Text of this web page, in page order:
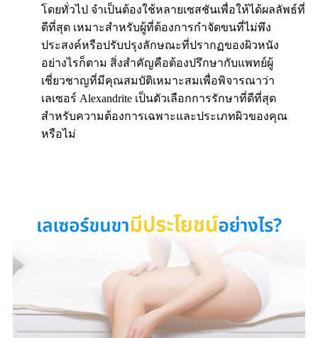
โดยทั่วไป จำเป็นต้องใช้หลายเซสชันเพื่อให้ได้ผลลัพธ์ที่
ดีที่สุด เหมาะสำหรับผู้ที่ต้องการกำจัดขนที่ไม่พึง
ประสงค์หรือปรับปรุงลักษณะที่ปรากฏของผิวหนัง
อย่างไรก็ตาม สิ่งสำคัญคือต้องปรึกษากับแพทย์ผู้
เชี่ยวชาญที่มีคุณสมบัติเหมาะสมเพื่อพิจารณาว่า
เลเซอร์ Alexandrite เป็นตัวเลือกการรักษาที่ดีที่สุด
สำหรับความต้องการเฉพาะและประเภทผิวของคุณ
หรือไม่